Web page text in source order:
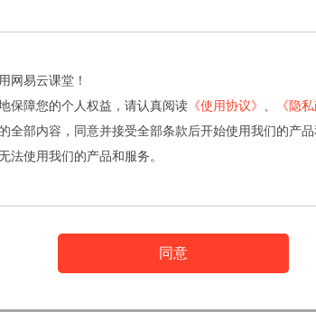
网易云课堂！
保障您的个人权益，请认真阅读 《使用协议》 《隐
的全部内容，同意并接受全部条款后开始使用我们的产
法使用我们的产品和服务。
同意